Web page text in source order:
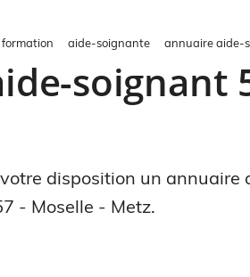
formation aide-soignante annuaire aide-
soignant
disposition un annuaire
- Moselle - Metz.